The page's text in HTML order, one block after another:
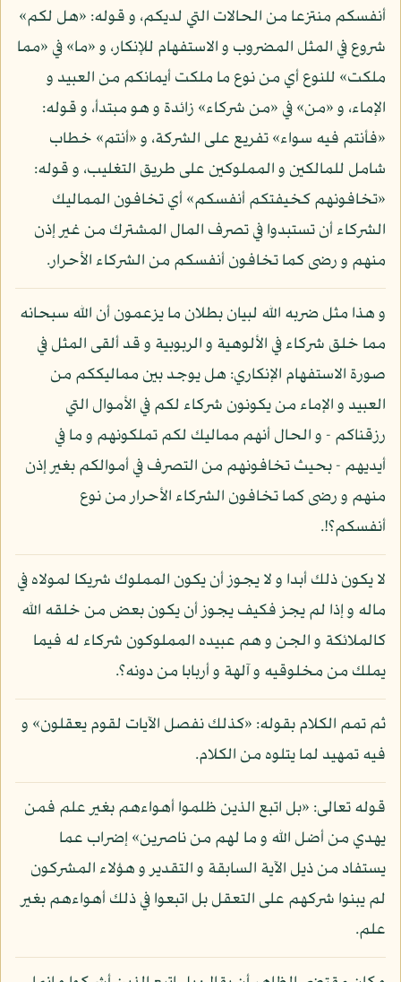
أنفسكم منتزعا من الحالات التي لديكم، و قوله: «هل لكم»
شروع في المثل المضروب و الاستفهام للإنكار، و «ما» في «مما
ملكت» للنوع أي من نوع ما ملكت أيمانكم من العبيد و
الإماء، و «من» في «من شركاء» زائدة و هو مبتدأ، و قوله:
«فأنتم فيه سواء» تفريع على الشركة، و «أنتم» خطاب
شامل للمالكين و المملوكين على طريق التغليب، و قوله:
«تخافونهم كخيفتكم أنفسكم» أي تخافون المماليك
الشركاء أن تستبدوا في تصرف المال المشترك من غير إذن
منهم و رضى كما تخافون أنفسكم من الشركاء الأحرار.
و هذا مثل ضربه الله لبيان بطلان ما يزعمون أن الله سبحانه
مما خلق شركاء في الألوهية و الربوبية و قد ألقى المثل في
صورة الاستفهام الإنكاري: هل يوجد بين مماليككم من
العبيد و الإماء من يكونون شركاء لكم في الأموال التي
رزقناكم - و الحال أنهم مماليك لكم تملكونهم و ما في
أيديهم - بحيث تخافونهم من التصرف في أموالكم بغير إذن
منهم و رضى كما تخافون الشركاء الأحرار من نوع
أنفسكم؟!.
لا يكون ذلك أبدا و لا يجوز أن يكون المملوك شريكا لمولاه في
ماله و إذا لم يجز فكيف يجوز أن يكون بعض من خلقه الله
كالملائكة و الجن و هم عبيده المملوكون شركاء له فيما
يملك من مخلوقيه و آلهة و أربابا من دونه؟.
ثم تمم الكلام بقوله: «كذلك نفصل الآيات لقوم يعقلون» و
فيه تمهيد لما يتلوه من الكلام.
قوله تعالى: «بل اتبع الذين ظلموا أهواءهم بغير علم فمن
يهدي من أضل الله و ما لهم من ناصرين» إضراب عما
يستفاد من ذيل الآية السابقة و التقدير و هؤلاء المشركون
لم يبنوا شركهم على التعقل بل اتبعوا في ذلك أهواءهم بغير
علم.